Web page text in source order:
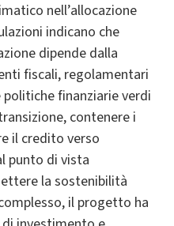
nell’allocazione
indicano che
dipende dalla
fiscali, regolamentari
finanziarie verdi
contenere i
il credito verso
punto di vista
la sostenibilità
il progetto ha